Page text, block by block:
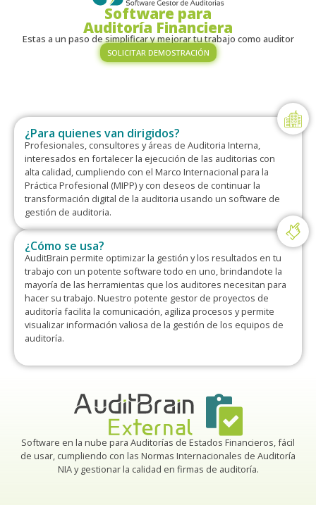
Software para
Auditoría Financiera
Estas a un paso de simplificar y mejorar tu trabajo como auditor
SOLICITAR DEMOSTRACIÓN
¿Para quienes van dirigidos?
Profesionales, consultores y áreas de Auditoria Interna,
interesados en fortalecer la ejecución de las auditorias con
alta calidad, cumpliendo con el Marco Internacional para la
Práctica Profesional (MIPP) y con deseos de continuar la
transformación digital de la auditoria usando un software de
gestión de auditoria.
¿Cómo se usa?
AuditBrain permite optimizar la gestión y los resultados en tu
trabajo con un potente software todo en uno, brindandote la
mayoría de las herramientas que los auditores necesitan para
hacer su trabajo. Nuestro potente gestor de proyectos de
auditoría facilita la comunicación, agiliza procesos y permite
visualizar información valiosa de la gestión de los equipos de
auditoría.
Software en la nube para Auditorías de Estados Financieros, fácil
de usar, cumpliendo con las Normas Internacionales de Auditoría
NIA y gestionar la calidad en firmas de auditoría.